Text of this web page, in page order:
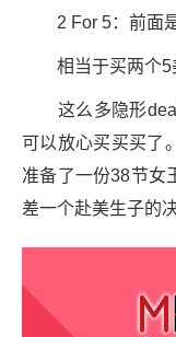
2 For 5：前面是
相当于买两个5
这么多隐形deal
可以放心买买买了
准备了一份38节女
差一个赴美生子的决